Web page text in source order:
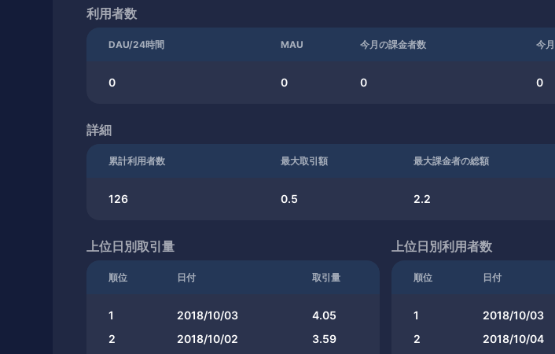
利用者数
DAU/24時間 MAU 今月の課金者数 今
0 0 0 0
詳細
累計利用者数 最大取引額 最大課金者の総額
126 0.5 2.2
上位日別取引量
順位 日付 取引量
1 2018/10/03
4.05
2
2018/10/02
3.59
上位日別利用者数
順位 日付
1 2018/10/03
2
2018/10/04